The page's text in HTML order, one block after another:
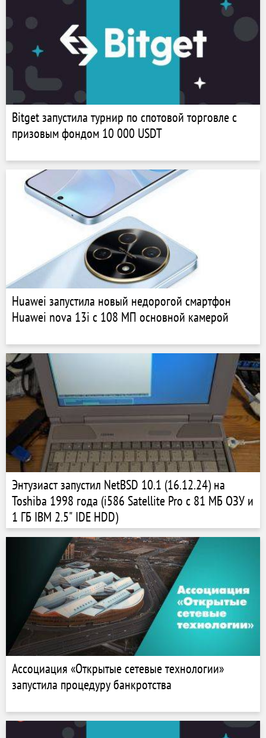
Bitget запустила турнир по спотовой торговле с
призовым фондом 10 000 USDT
Huawei запустила новый недорогой смартфон
Huawei nova 13i с 108 МП основной камерой
Энтузиаст запустил NetBSD 10.1 (16.12.24) на
Toshiba 1998 года (i586 Satellite Pro с 81 МБ ОЗУ и
1 ГБ IBM 2.5" IDE HDD)
Ассоциация «Открытые сетевые технологии»
запустила процедуру банкротства